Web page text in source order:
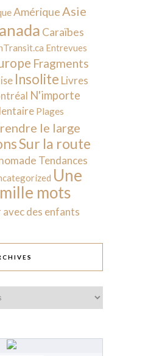
Amérique Asie
Caraïbes
Entrevues
Fragments
Insolite Livres
N'importe
Plages
le large
Sur la route
Tendances
Une
mots
des enfants